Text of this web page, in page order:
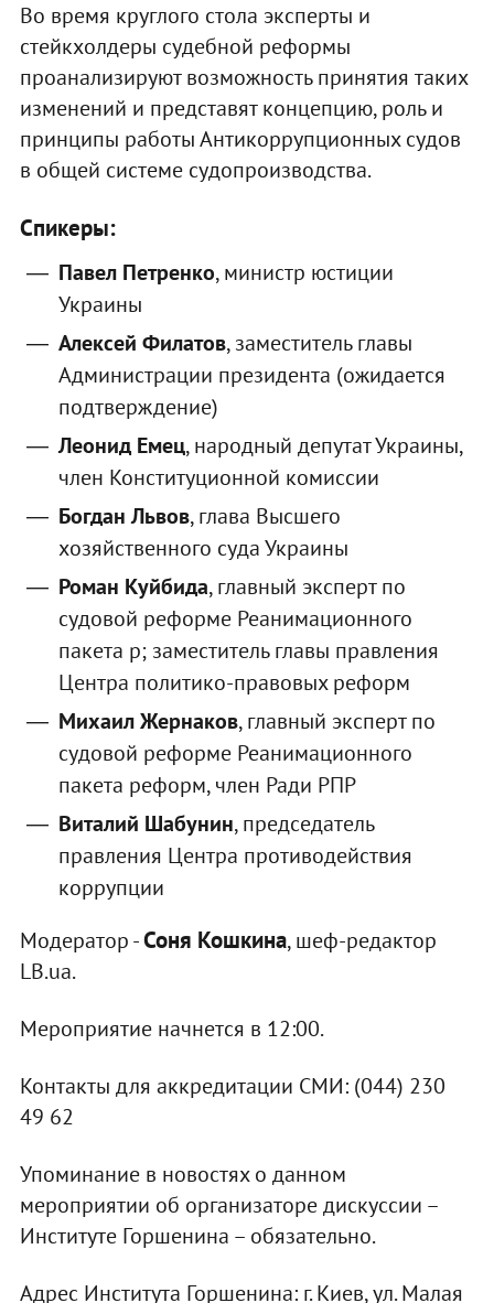
Во время круглого стола эксперты и
стейкхолдеры судебной реформы
проанализируют возможность принятия таких
изменений и представят концепцию, роль и
принципы работы Антикоррупционных судов
в общей системе судопроизводства.
Спикеры:
Павел Петренко, министр юстиции
Украины
Алексей Филатов, заместитель главы
Администрации президента (ожидается
подтверждение)
Леонид Емец, народный депутат Украины,
член Конституционной комиссии
Богдан Львов, глава Высшего
хозяйственного суда Украины
Роман Куйбида, главный эксперт по
судовой реформе Реанимационного
пакета р; заместитель главы правления
Центра политико-правовых реформ
Михаил Жернаков, главный эксперт по
судовой реформе Реанимационного
пакета реформ, член Ради РПР
Виталий Шабунин, председатель
правления Центра противодействия
коррупции
Модератор -Соня Кошкина, шеф-редактор
LB.ua.
Мероприятие начнется в 12:00.
Контакты для аккредитации СМИ: (044) 230
49 62
Упоминание в новостях о данном
мероприятии об организаторе дискуссии –
Институте Горшенина – обязательно.
Адрес Института Горшенина: г. Киев, ул. Малая